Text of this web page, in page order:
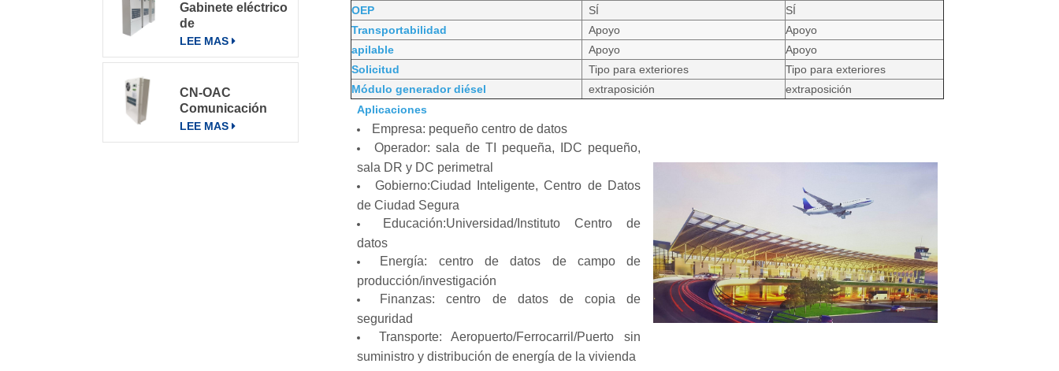
Gabinete eléctrico
de
telecomunicaciones
Aire
Aire
acondicionado
LEE MAS
CN-OAC
Comunicación
exterior Gabinete
eléctrico Aire
LEE MAS
OEP
SÍ
SÍ
Transportabilidad
Apoyo
Apoyo
apilable
Apoyo
Apoyo
Solicitud
Tipo para exteriores
Tipo para exteriores
Módulo generador diésel
extraposición
extraposición
Aplicaciones
Empresa: pequeño centro de datos
Operador: sala de TI pequeña, IDC pequeño,
sala DR y DC perimetral
Gobierno:Ciudad Inteligente, Centro de Datos
de Ciudad Segura
Educación:Universidad/Instituto Centro de
datos
Energía: centro de datos de campo de
producción/investigación
Finanzas: centro de datos de copia de
seguridad
Transporte: Aeropuerto/Ferrocarril/Puerto sin
suministro y distribución de energía de la vivienda